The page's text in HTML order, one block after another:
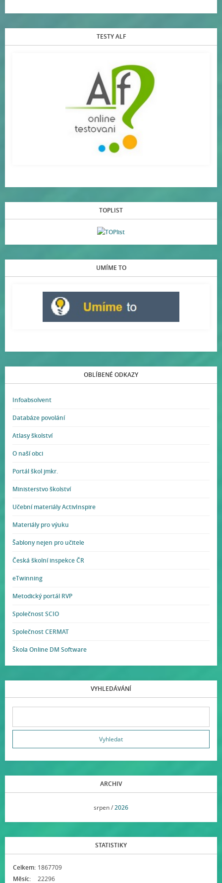
TESTY ALF
TOPLIST
UMÍME TO
OBLÍBENÉ ODKAZY
Infoabsolvent
Databáze povolání
Atlasy školství
O naší obci
Portál škol jmkr.
Ministerstvo školství
Učební materiály ActivInspire
Materiály pro výuku
Šablony nejen pro učitele
Česká školní inspekce ČR
eTwinning
Metodický portál RVP
Společnost SCIO
Společnost CERMAT
Škola Online DM Software
VYHLEDÁVÁNÍ
ARCHIV
srpen /2026
STATISTIKY
Celkem: 1867709
Měsíc:
22296